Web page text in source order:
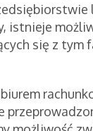
istnieje
się z tym